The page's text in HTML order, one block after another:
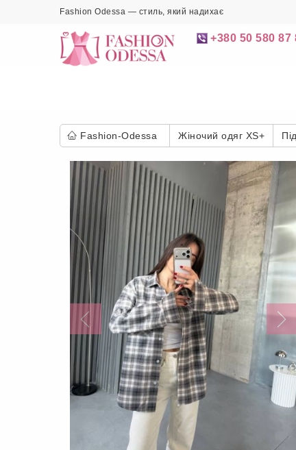
Fashion Odessa — стиль, який надихає
+380 50 580 87
Fashion-Odessa Жіночий одяг XS+